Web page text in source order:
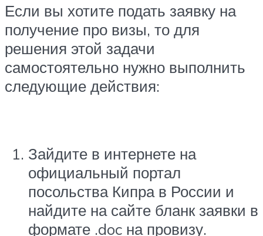
Если вы хотите подать заявку на
получение про визы, то для
решения этой задачи
самостоятельно нужно выполнить
следующие действия:
Зайдите в интернете на
официальный портал
посольства Кипра в России и
найдите на сайте бланк заявки в
формате .doc на провизу.